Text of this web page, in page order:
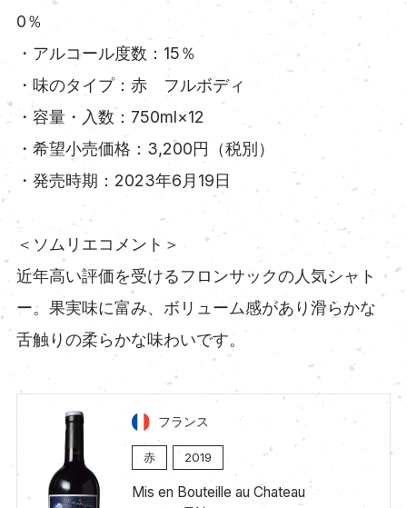
0％
・アルコール度数：15％
・味のタイプ：赤 フルボディ
・容量・入数：750ml×12
・希望小売価格：3,200円（税別）
・発売時期：2023年6月19日
＜ソムリエコメント＞
近年高い評価を受けるフロンサックの人気シャト
ー。果実味に富み、ボリューム感があり滑らかな
舌触りの柔らかな味わいです。
フランス
赤 2019
Mis en Bouteille au Chateau